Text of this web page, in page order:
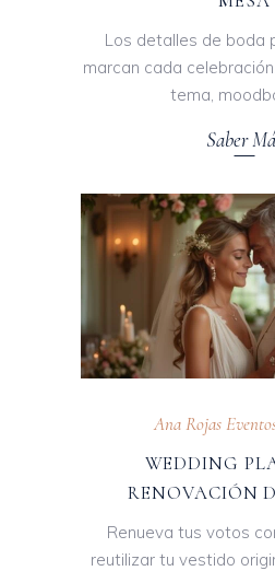
Los detalles de boda
marcan cada
tema,
Saber
Ana Rojas
WEDDING
RENOVACIÓN
Renueva tus votos
reutilizar tu vestido